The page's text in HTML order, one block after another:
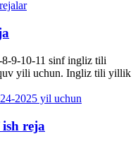
9-10-11 sinf ingliz tili
yili uchun. Ingliz tili yillik
reja